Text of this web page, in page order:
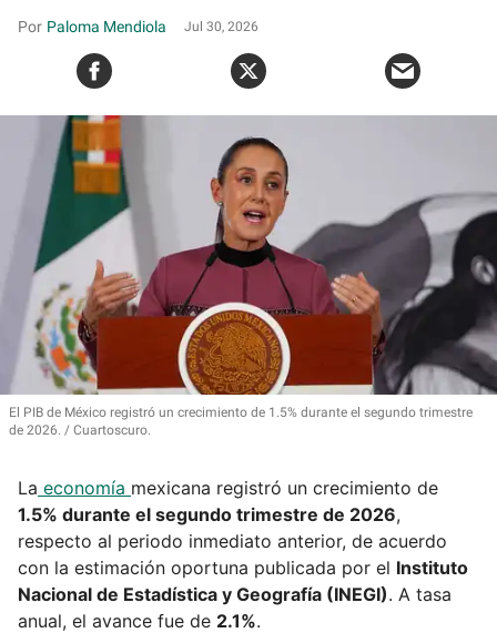
Paloma Mendiola Jul 30, 2026
El PIB de México registró un crecimiento de 1.5% durante el segundo trimestre
de 2026.
Cuartoscuro.
La economía mexicana registró un crecimiento de
1.5% durante el segundo trimestre de 2026,
respecto al periodo inmediato anterior, de acuerdo
con la estimación oportuna publicada por el Instituto
Nacional de Estadística y Geografía (INEGI). A tasa
anual, el avance fue de 2.1%.